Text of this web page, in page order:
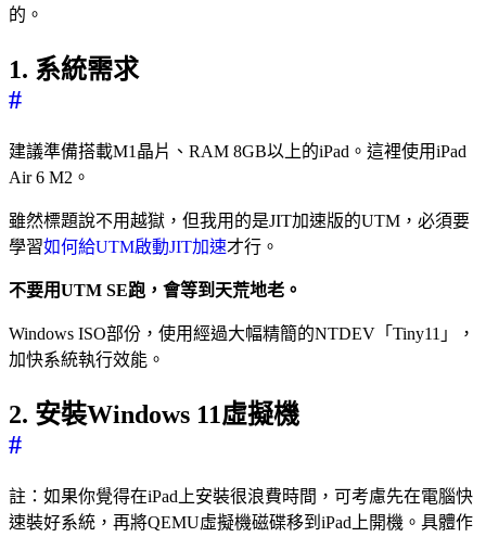
的。
1. 系統需求
#
建議準備搭載M1晶片、RAM 8GB以上的iPad。這裡使用iPad
Air 6 M2。
雖然標題說不用越獄，但我用的是JIT加速版的UTM，必須要
學習如何給UTM啟動JIT加速才行。
不要用UTM SE跑，會等到天荒地老。
Windows ISO部份，使用經過大幅精簡的NTDEV「Tiny11」，
加快系統執行效能。
2. 安裝Windows 11虛擬機
#
註：如果你覺得在iPad上安裝很浪費時間，可考慮先在電腦快
速裝好系統，再將QEMU虛擬機磁碟移到iPad上開機。具體作